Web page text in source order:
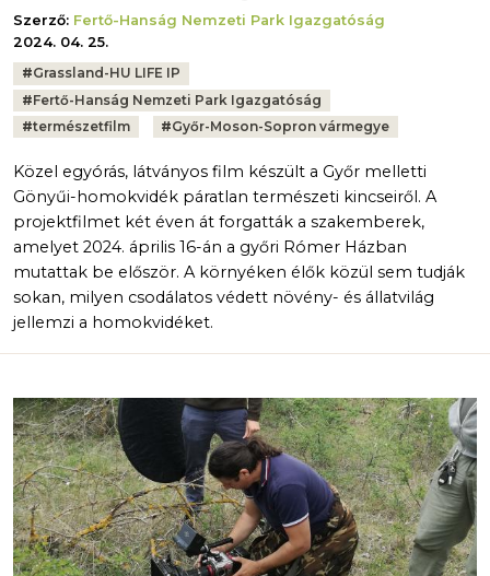
Szerző: Fertő-Hanság Nemzeti Park Igazgatóság
2024. 04. 25.
Tags:
#Grassland-HU LIFE IP
#Fertő-Hanság Nemzeti Park Igazgatóság
#természetfilm #Győr-Moson-Sopron vármegye
Közel egyórás, látványos film készült a Győr melletti
Gönyűi-homokvidék páratlan természeti kincseiről. A
projektfilmet két éven át forgatták a szakemberek,
amelyet 2024. április 16-án a győri Rómer Házban
mutattak be először. A környéken élők közül sem tudják
sokan, milyen csodálatos védett növény- és állatvilág
jellemzi a homokvidéket.